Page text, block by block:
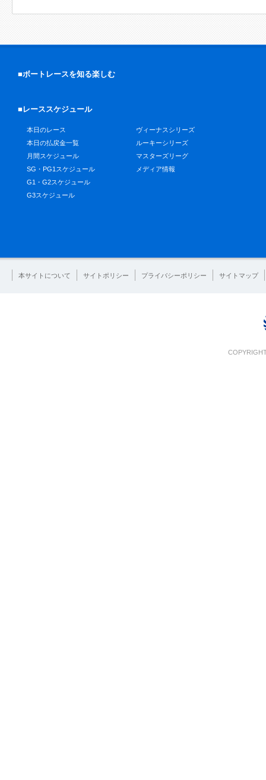
■ボートレースを知る楽しむ
■レーススケジュール
本日のレース
本日の払戻金一覧
月間スケジュール
SG・PG1スケジュール
G1・G2スケジュール
G3スケジュール
ヴィーナスシリーズ
ルーキーシリーズ
マスターズリーグ
メディア情報
本サイトについて サイトポリシー プライバシーポリシー サイトマップ